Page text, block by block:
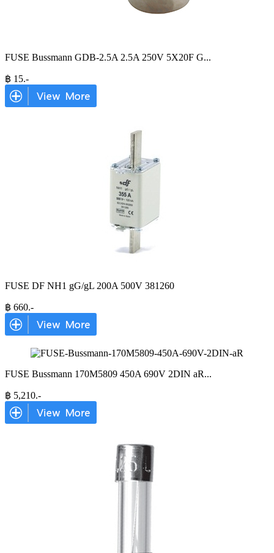
FUSE Bussmann GDB-2.5A 2.5A 250V 5X20F G...
฿ 15.-
FUSE DF NH1 gG/gL 200A 500V 381260
฿ 660.-
FUSE Bussmann 170M5809 450A 690V 2DIN aR...
฿ 5,210.-